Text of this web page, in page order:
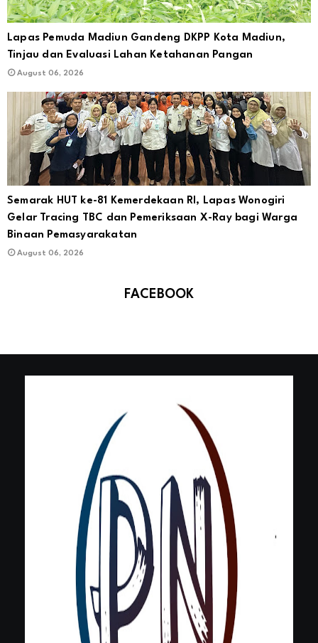
Lapas Pemuda Madiun Gandeng DKPP Kota Madiun,
Tinjau dan Evaluasi Lahan Ketahanan Pangan
August 06, 2026
Semarak HUT ke-81 Kemerdekaan RI, Lapas Wonogiri
Gelar Tracing TBC dan Pemeriksaan X-Ray bagi Warga
Binaan Pemasyarakatan
August 06, 2026
FACEBOOK